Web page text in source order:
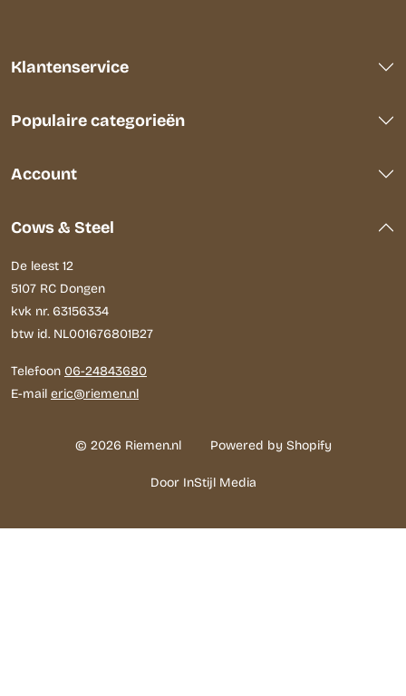
Klantenservice
Populaire categorieën
Account
Cows & Steel
De leest 12
5107 RC Dongen
kvk nr. 63156334
btw id. NL001676801B27
Telefoon 06-24843680
E-mail eric@riemen.nl
© 2026 Riemen.nl Powered by Shopify
Door InStijl Media